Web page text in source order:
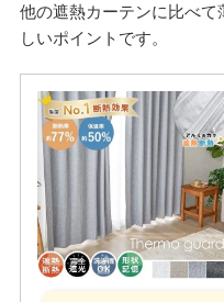
他の遮熱カーテンに比べ
しいポイントです。